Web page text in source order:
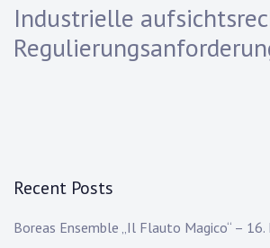
Industrielle
Recent Posts
Boreas Ensemble „Il Flauto Magico“ –